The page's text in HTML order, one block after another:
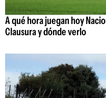
A qué hora juegan hoy
Clausura y dónde verlo